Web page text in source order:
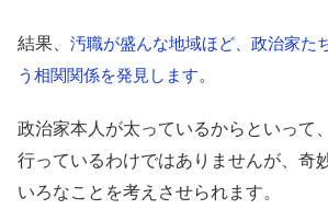
結果、 汚職が盛んな地域ほど、政治家た
う相関関係を発見します。
政治家本人が太っているからといって
行っているわけではありませんが、奇
いろなことを考えさせられます。